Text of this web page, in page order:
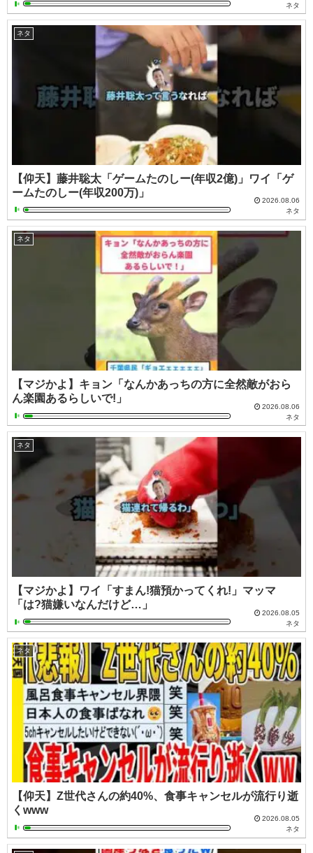
ネタ
ネタ
【仰天】藤井聡太「ゲームたのしー(年収2億)」ワイ「ゲ
ームたのしー(年収200万)」
2026.08.06
ネタ
ネタ
【マジかよ】キョン「なんかあっちの方に全然敵がおら
ん楽園あるらしいで!」
2026.08.06
ネタ
ネタ
【マジかよ】ワイ「すまん!猫預かってくれ!」マッマ
「は?猫嫌いなんだけど…」
2026.08.05
ネタ
ネタ
【仰天】Z世代さんの約40%、食事キャンセルが流行り逝
くwww
2026.08.05
ネタ